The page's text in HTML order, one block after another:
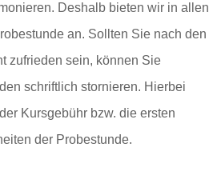
Deshalb bieten wir in allen
an. Sollten Sie nach den
zufrieden sein, können Sie
schriftlich stornieren. Hierbei
Kursgebühr bzw. die ersten
der Probestunde.